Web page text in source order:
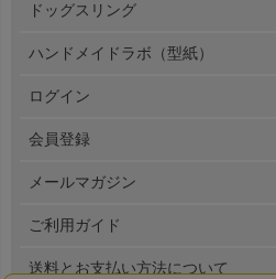
ドッグスリング
ハンドメイドラボ（型紙）
ログイン
会員登録
メールマガジン
ご利用ガイド
送料とお支払い方法について